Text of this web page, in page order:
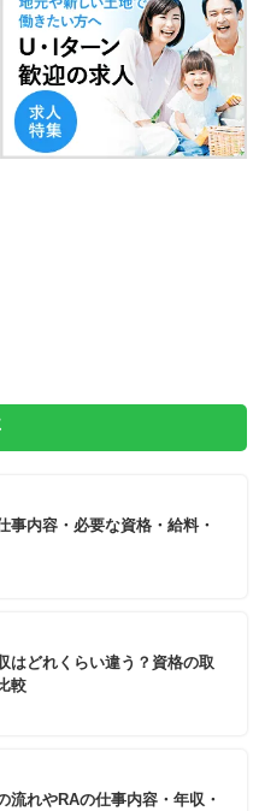
事内容・必要な資格・給料・
はどれくらい違う？資格の取
較
流れやRAの仕事内容・年収・